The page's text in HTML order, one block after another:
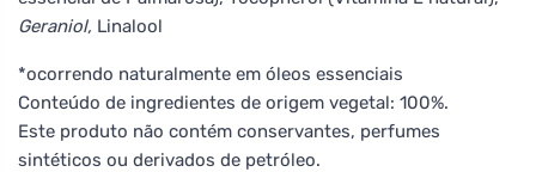
Geraniol, Linalool
*ocorrendo naturalmente em óleos essenciais
Conteúdo de ingredientes de origem vegetal: 100%.
Este produto não contém conservantes, perfumes
sintéticos ou derivados de petróleo.